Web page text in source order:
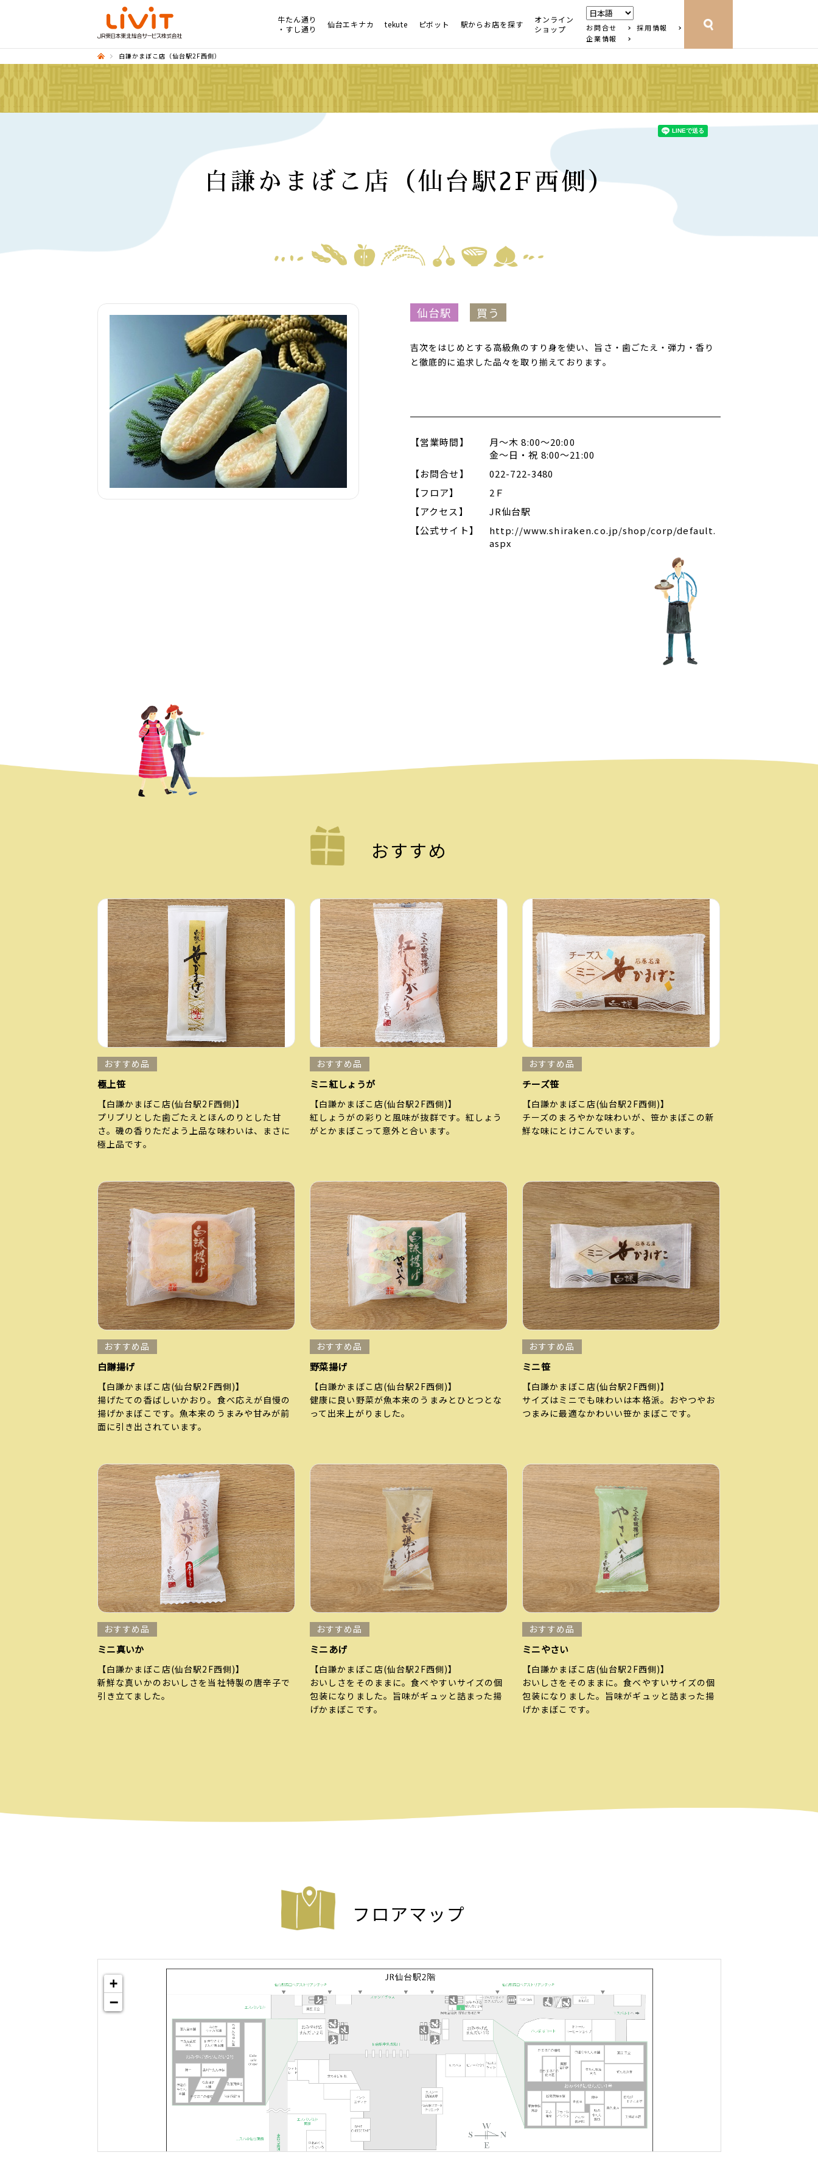
牛たん通り
・すし通り
仙台エキナカ tekute ピボット 駅からお店を探す
オンライン
ショップ
お問合せ
採用情報
企業情報
白謙かまぼこ店（仙台駅2F西側）
白謙かまぼこ店（仙台駅2F西側）
仙台駅 買う
吉次をはじめとする高級魚のすり身を使い、旨さ・歯ごたえ・弾力・香り
と徹底的に追求した品々を取り揃えております。
【営業時間】
月～木 8:00～20:00
金～日・祝 8:00～21:00
【お問合せ】
022-722-3480
【フロア】
2Ｆ
【アクセス】
JR仙台駅
【公式サイト】
http://www.shiraken.co.jp/shop/corp/default.
aspx
おすすめ
おすすめ品
極上笹
【白謙かまぼこ店(仙台駅2F西側)】
プリプリとした歯ごたえとほんのりとした甘
さ。磯の香りただよう上品な味わいは、まさに
極上品です。
おすすめ品
ミニ紅しょうが
【白謙かまぼこ店(仙台駅2F西側)】
紅しょうがの彩りと風味が抜群です。紅しょう
がとかまぼこって意外と合います。
おすすめ品
チーズ笹
【白謙かまぼこ店(仙台駅2F西側)】
チーズのまろやかな味わいが、笹かまぼこの新
鮮な味にとけこんでいます。
おすすめ品
白謙揚げ
【白謙かまぼこ店(仙台駅2F西側)】
揚げたての香ばしいかおり。食べ応えが自慢の
揚げかまぼこです。魚本来のうまみや甘みが前
面に引き出されています。
おすすめ品
野菜揚げ
【白謙かまぼこ店(仙台駅2F西側)】
健康に良い野菜が魚本来のうまみとひとつとな
って出来上がりました。
おすすめ品
ミニ笹
【白謙かまぼこ店(仙台駅2F西側)】
サイズはミニでも味わいは本格派。おやつやお
つまみに最適なかわいい笹かまぼこです。
おすすめ品
ミニ真いか
【白謙かまぼこ店(仙台駅2F西側)】
新鮮な真いかのおいしさを当社特製の唐辛子で
引き立てました。
おすすめ品
ミニあげ
【白謙かまぼこ店(仙台駅2F西側)】
おいしさをそのままに。食べやすいサイズの個
包装になりました。旨味がギュッと詰まった揚
げかまぼこです。
おすすめ品
ミニやさい
【白謙かまぼこ店(仙台駅2F西側)】
おいしさをそのままに。食べやすいサイズの個
包装になりました。旨味がギュッと詰まった揚
げかまぼこです。
フロアマップ